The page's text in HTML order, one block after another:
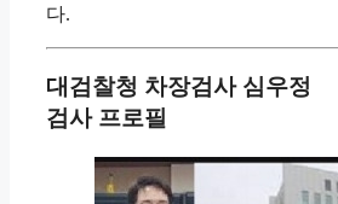
다.
대검찰청 차장검사 심우정
검사 프로필